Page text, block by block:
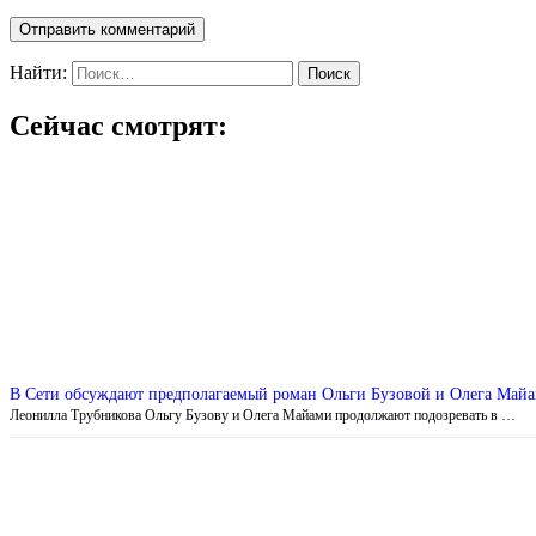
Найти:
Сейчас смотрят:
В Сети обсуждают предполагаемый роман Ольги Бузовой и Олега
Леонилла Трубникова Ольгу Бузову и Олега Майами продолжают подозревать в …